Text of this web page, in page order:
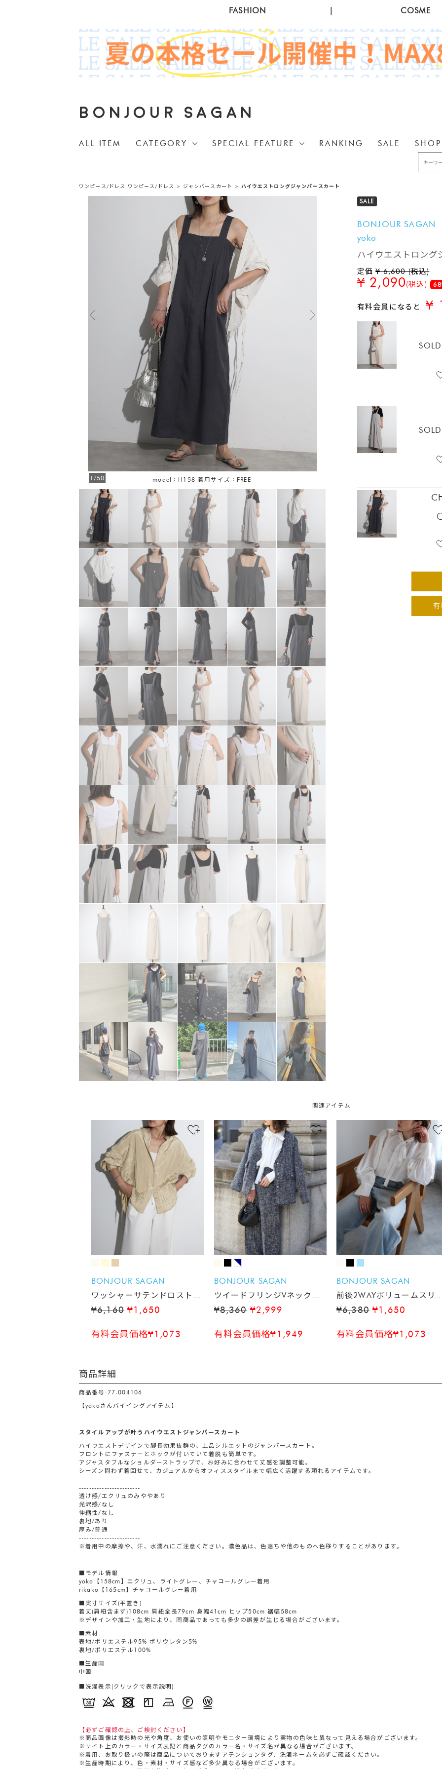
FASHION COSME
BONJOUR SAGAN
ALL ITEM CATEGORY SPECIAL FEATURE RANKING SALE
ワンピース/ドレス ワンピース/ドレス > ジャンパースカート > ハイウエストロングジャンパースカート
model：H158 着用サイズ：FREE
1/50
SALE
BONJOUR SAGAN
yoko
ハイウエストロング
定価¥ 6,600 (税込)
¥ 2,090(税込)
有料会員になると¥
BONJOUR SAGAN
ワッシャーサテンドロストシ
ャツ
¥6,160 ¥1,650
有料会員価格¥1,073
BONJOUR SAGAN
ツイードフリンジVネックジ
ャケット
¥8,360 ¥2,999
有料会員価格¥1,949
BONJOUR SAGAN
前後2WAYボリュームスリ
ブスリムボウタイブラウス
¥6,380 ¥1,650
有料会員価格¥1,073
商品詳細
商品番号:77-004106
【yokoさんバイイングアイテム】
スタイルアップが叶うハイウエストジャンパースカート
ハイウエストデザインで脚長効果抜群の、上品シルエットのジャンパースカート。
フロントにファスナーとホックが付いていて着脱も簡単です。
アジャスタブルなショルダーストラップで、お好みに合わせて丈感を調整可能。
シーズン問わず着回せて、カジュアルからオフィススタイルまで幅広く活躍する頼れるアイテムです。
------------------------
透け感/エクリュのみややあり
光沢感/なし
伸縮性/なし
裏地/あり
厚み/普通
------------------------
※着用中の摩擦や、汗、水濡れにご注意ください。濃色品は、色落ちや他のものへ色移りすることがあります。
■モデル情報
yoko【158cm】エクリュ、ライトグレー、チャコールグレー着用
rikako【165cm】チャコールグレー着用
■実寸サイズ(平置き)
着丈(肩紐含まず)108cm 肩紐全長79cm 身幅41cm ヒップ50cm 裾幅58cm
※デザインや加工・生地により、同商品であっても多少の誤差が生じる場合がございます。
■素材
表地/ポリエステル95% ポリウレタン5%
裏地/ポリエステル100%
■生産国
中国
■洗濯表示(クリックで表示説明)
【必ずご確認の上、ご検討ください】
※商品画像は撮影時の光や角度、お使いの照明やモニター環境により実物の色味と異なって見える場合がございます。
※サイト上のカラー・サイズ表記と商品タグのカラー名・サイズ名が異なる場合がございます。
※着用、お取り扱いの際は商品についておりますアテンションタグ、洗濯ネームを必ずご確認ください。
※生産時期により、色・素材・サイズ感など多少異なる場合がございます。